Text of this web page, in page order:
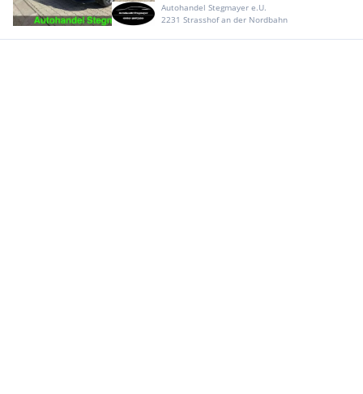
Autohandel Stegmayer e.U.
2231 Strasshof an der Nordbahn